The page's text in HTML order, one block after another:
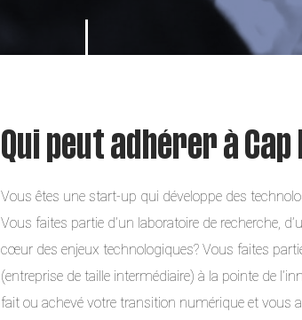
Qui peut adhérer à Cap
Vous êtes une start-up qui développe des
Vous faites partie d’un laboratoire de recherche,
cœur des enjeux technologiques? Vous faites
(entreprise de taille intermédiaire) à la pointe de
fait ou achevé votre transition numérique et vous